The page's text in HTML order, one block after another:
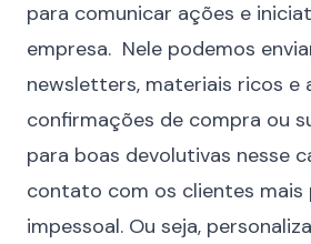
para comunicar ações e
empresa. Nele podemos
newsletters, materiais ricos e
confirmações de compra ou
para boas devolutivas nesse
contato com os clientes mais
impessoal. Ou seja,